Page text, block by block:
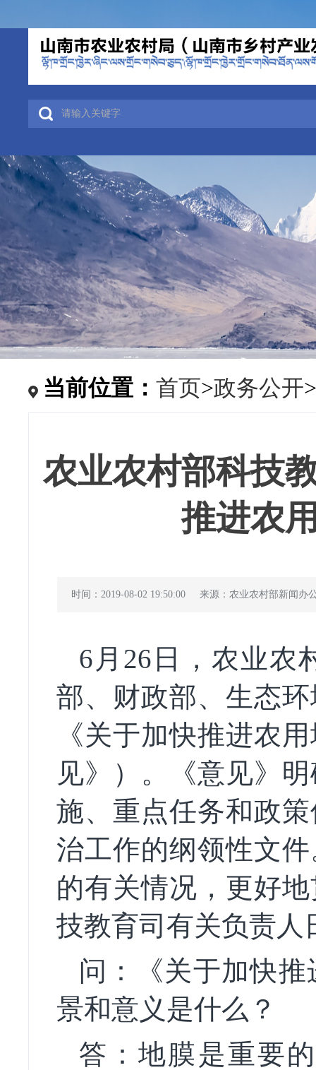
当前位置： 首页>政务公开>
农业农村部科技
推进农
时间：2019-08-02 19:50:00 来源：农业农村部新闻办
6月26日，农业农
部、财政部、生态
《关于加快推进农
见》）。《意见》
施、重点任务和政
治工作的纲领性文
的有关情况，更好
技教育司有关负责人
问：《关于加快
景和意义是什么？
答：地膜是重要